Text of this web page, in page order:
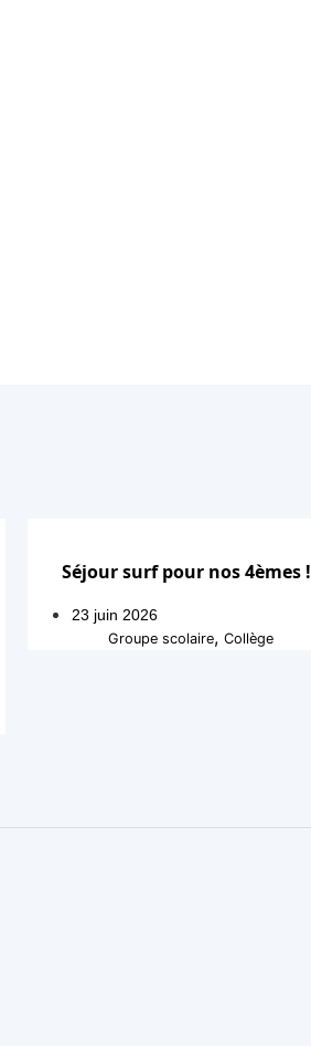
Séjour surf pour nos 4èmes !
23 juin 2026
Groupe scolaire, Collège